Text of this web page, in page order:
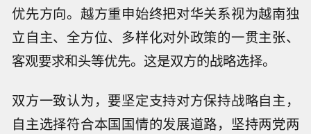
优先方向。越方重申始终把对华关系视为越南独
立自主、全方位、多样化对外政策的一贯主张、
客观要求和头等优先。这是双方的战略选择。
双方一致认为，要坚定支持对方保持战略自主，
自主选择符合本国国情的发展道路，坚持两党两